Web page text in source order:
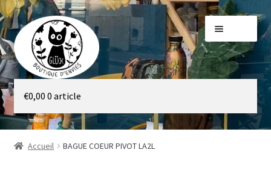
Aller
à
la
navigation
Aller
au
contenu
Galerie
Boutique
€0,00 0 article
Accueil BAGUE COEUR PIVOT LA2L